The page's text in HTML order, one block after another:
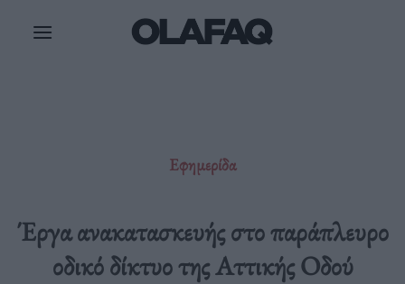
Εφημερίδα
Έργα ανακατασκευής στο παράπλευρο
οδικό δίκτυο της Αττικής Οδού